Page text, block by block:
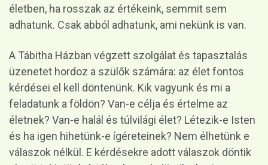
életben, ha rosszak az értékeink, semmit sem
adhatunk. Csak abból adhatunk, ami nekünk is van.
A Tábitha Házban végzett szolgálat és tapasztalás
üzenetet hordoz a szülők számára: az élet fontos
kérdései el kell döntenünk. Kik vagyunk és mi a
feladatunk a földön? Van-e célja és értelme az
életnek? Van-e halál és túlvilági élet? Létezik-e Isten
és ha igen hihetünk-e ígéreteinek? Nem élhetünk e
válaszok nélkül. E kérdésekre adott válaszok döntik